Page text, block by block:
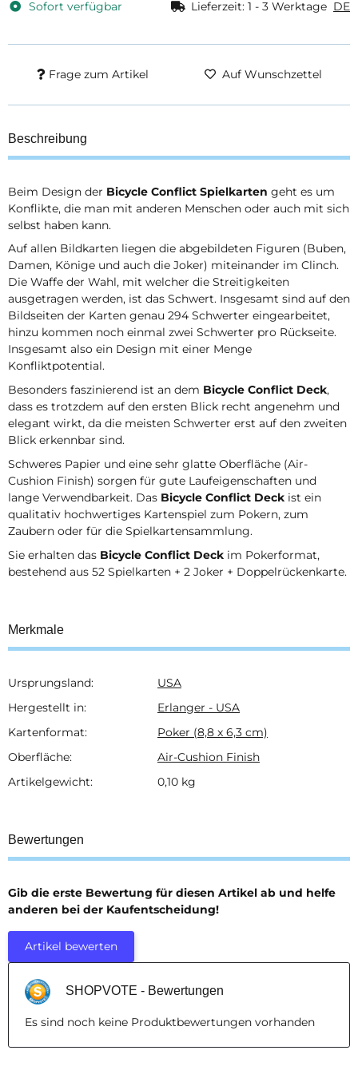
Sofort verfügbar Lieferzeit: 1 - 3 Werktage DE
Frage zum Artikel Auf Wunschzettel
Beschreibung
Beim Design der Bicycle Conflict Spielkarten geht es um
Konflikte, die man mit anderen Menschen oder auch mit sich
selbst haben kann.
Auf allen Bildkarten liegen die abgebildeten Figuren (Buben,
Damen, Könige und auch die Joker) miteinander im Clinch.
Die Waffe der Wahl, mit welcher die Streitigkeiten
ausgetragen werden, ist das Schwert. Insgesamt sind auf den
Bildseiten der Karten genau 294 Schwerter eingearbeitet,
hinzu kommen noch einmal zwei Schwerter pro Rückseite.
Insgesamt also ein Design mit einer Menge
Konfliktpotential.
Besonders faszinierend ist an dem Bicycle Conflict Deck,
dass es trotzdem auf den ersten Blick recht angenehm und
elegant wirkt, da die meisten Schwerter erst auf den zweiten
Blick erkennbar sind.
Schweres Papier und eine sehr glatte Oberfläche (Air-
Cushion Finish) sorgen für gute Laufeigenschaften und
lange Verwendbarkeit. Das Bicycle Conflict Deck ist ein
qualitativ hochwertiges Kartenspiel zum Pokern, zum
Zaubern oder für die Spielkartensammlung.
Sie erhalten das Bicycle Conflict Deck im Pokerformat,
bestehend aus 52 Spielkarten + 2 Joker + Doppelrückenkarte.
Merkmale
Produkteigenschaft
Wert
Ursprungsland:
USA
Hergestellt in:
Erlanger - USA
Kartenformat:
Poker (8,8 x 6,3 cm)
Oberfläche:
Air-Cushion Finish
Artikelgewicht:
0,10 kg
Bewertungen
Gib die erste Bewertung für diesen Artikel ab und helfe
anderen bei der Kaufentscheidung!
Artikel bewerten
SHOPVOTE - Bewertungen
Es sind noch keine Produktbewertungen vorhanden